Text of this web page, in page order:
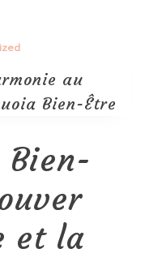
au
Bien-Être
Bien-
et la